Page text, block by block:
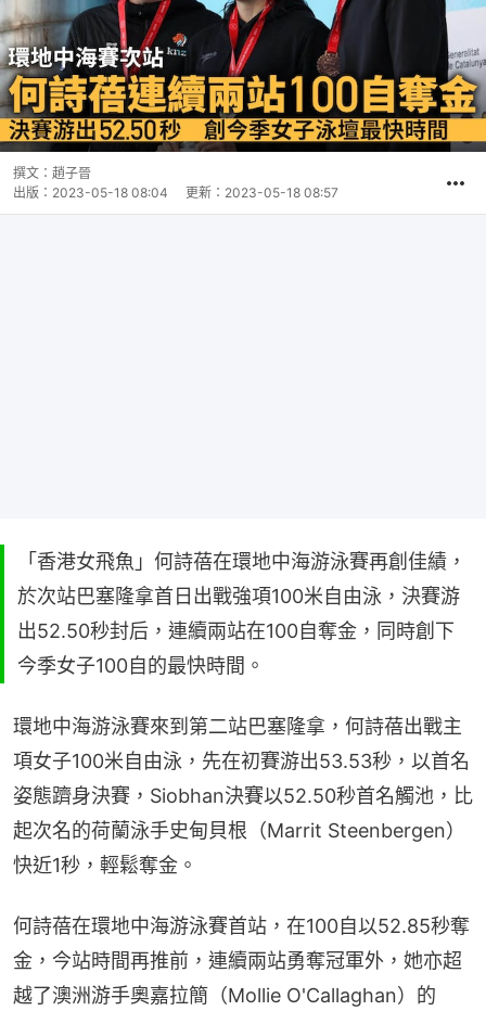
撰文： 趙子晉
出版： 2023-05-18 08:04 更新： 2023-05-18 08:57
「香港女飛魚」何詩蓓在環地中海游泳賽再創佳績，
於次站巴塞隆拿首日出戰強項100米自由泳，決賽游
出52.50秒封后，連續兩站在100自奪金，同時創下
今季女子100自的最快時間。
環地中海游泳賽來到第二站巴塞隆拿，何詩蓓出戰主
項女子100米自由泳，先在初賽游出53.53秒，以首名
姿態躋身決賽，Siobhan決賽以52.50秒首名觸池，比
起次名的荷蘭泳手史甸貝根（Marrit Steenbergen）
快近1秒，輕鬆奪金。
何詩蓓在環地中海游泳賽首站，在100自以52.85秒奪
金，今站時間再推前，連續兩站勇奪冠軍外，她亦超
越了澳洲游手奧嘉拉簡（Mollie O'Callaghan）的